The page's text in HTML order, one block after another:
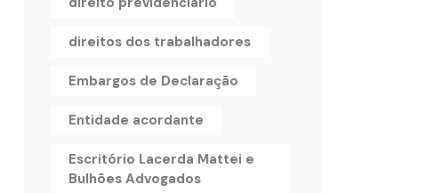
direitos dos trabalhadores
Embargos de Declaração
Entidade acordante
Escritório Lacerda Mattei e
Bulhões Advogados